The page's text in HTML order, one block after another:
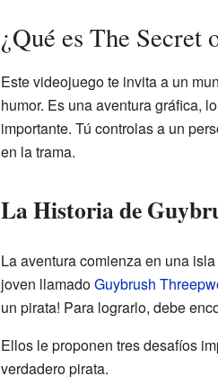
¿Qué es The Secret
Este videojuego te invita a un
humor. Es una aventura gráfica,
importante. Tú controlas a un
en la trama.
La Historia de
La aventura comienza en una
joven llamadoGuybrush
un pirata! Para lograrlo, debe
Ellos le proponen tres desafíos
verdadero pirata.